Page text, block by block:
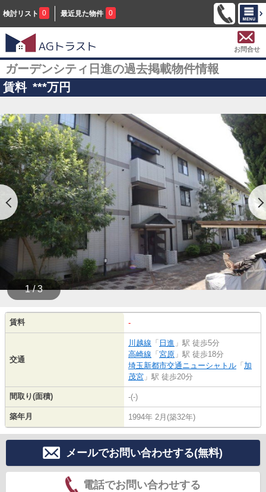
検討リスト 0 最近見た物件 0
お問合せ
ガーデンシティ日進の過去掲載物件情報
賃料 ***万円
1 / 3
賃料 -
交通
川越線 「 日進 」駅 徒歩5分
高崎線 「 宮原 」駅 徒歩18分
埼玉新都市交通ニューシャトル 「 加
茂宮 」駅 徒歩20分
間取り(面積) -(-)
築年月 1994年 2月(築32年)
メールでお問い合わせする(無料)
電話でお問い合わせする